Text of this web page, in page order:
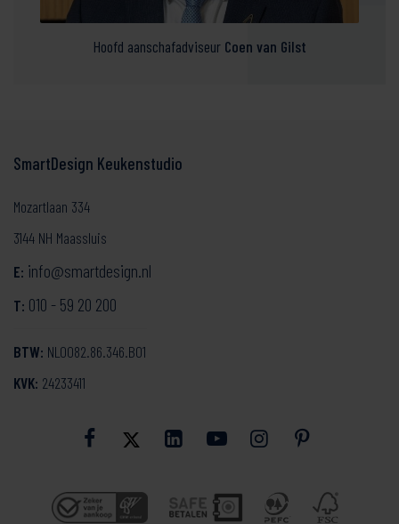
Hoofd aanschafadviseur Coen van Gilst
SmartDesign Keukenstudio
Mozartlaan 334
3144 NH Maassluis
E: info@smartdesign.nl
T: 010 - 59 20 200
BTW: NL0082.86.346.B01
KVK: 24233411